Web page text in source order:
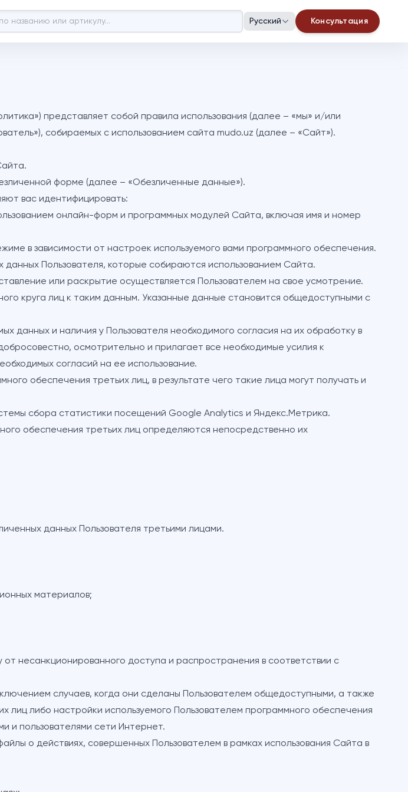
Русский Консультация
представляет собой правила использования (далее – «мы» и/или
собираемых с использованием сайта mudo.uz (далее – «Сайт»).
форме (далее – «Обезличенные данные»).
вас идентифицировать:
онлайн-форм и программных модулей Сайта, включая имя и номер
в зависимости от настроек используемого вами программного обеспечения.
данных Пользователя, которые собираются использованием Сайта.
или раскрытие осуществляется Пользователем на свое усмотрение.
круга лиц к таким данным. Указанные данные становится общедоступными с
данных и наличия у Пользователя необходимого согласия на их обработку в
осмотрительно и прилагает все необходимые усилия к
согласий на ее использование.
обеспечения третьих лиц, в результате чего такие лица могут получать и
сбора статистики посещений Google Analytics и Яндекс.Метрика.
обеспечения третьих лиц определяются непосредственно их
данных Пользователя третьими лицами.
материалов;
несанкционированного доступа и распространения в соответствии с
случаев, когда они сделаны Пользователем общедоступными, а также
либо настройки используемого Пользователем программного обеспечения
и пользователями сети Интернет.
о действиях, совершенных Пользователем в рамках использования Сайта в